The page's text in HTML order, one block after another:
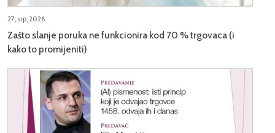
27, srp, 2026
Zašto slanje poruka ne funkcionira kod 70 % trgovaca (i
kako to promijeniti)